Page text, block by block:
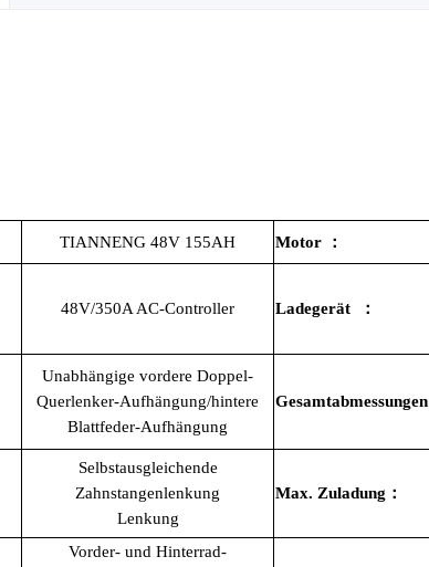
TIANNENG 48V 155AH Motor ：
48V/350A AC-Controller Ladegerät ：
Unabhängige vordere Doppel-
Querlenker-Aufhängung/hintere
Blattfeder-Aufhängung
Gesamtabmessungen
Selbstausgleichende
Zahnstangenlenkung
Lenkung
Max. Zuladung ：
Vorder- und Hinterrad-